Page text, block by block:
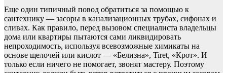
Еще один типичный повод обратиться за помощью к
сантехнику — засоры в канализационных трубах, сифонах и
сливах. Как правило, перед вызовом специалиста владельцы
дома или квартиры пытаются сами ликвидировать
непроходимость, используя всевозможные химикаты на
основе щелочей или кислот — «Белизна», Tiret, «Крот». И
только если ничего не помогает, звонят мастеру. Поэтому